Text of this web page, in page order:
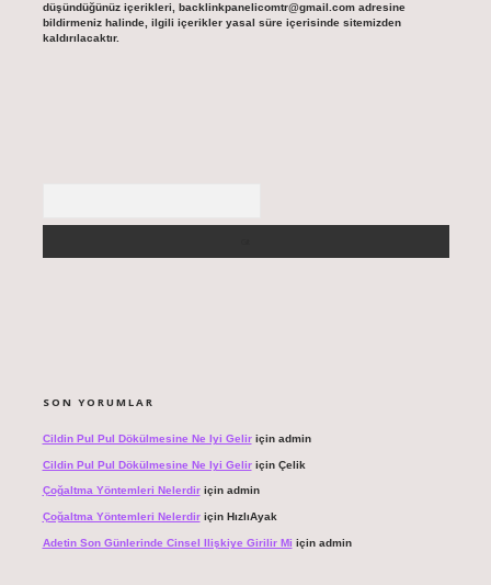
düşündüğünüz içerikleri, backlinkpanelicomtr@gmail.comadresine
bildirmeniz halinde, ilgili içerikler yasal süre içerisinde sitemizden
kaldırılacaktır.
SON YORUMLAR
Cildin Pul Pul Dökülmesine Ne Iyi Geliriçin admin
Cildin Pul Pul Dökülmesine Ne Iyi Geliriçin Çelik
Çoğaltma Yöntemleri Nelerdiriçin admin
Çoğaltma Yöntemleri Nelerdiriçin HızlıAyak
Adetin Son Günlerinde Cinsel Ilişkiye Girilir Mi için admin